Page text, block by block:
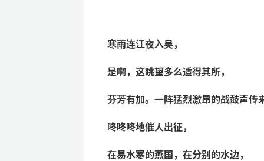
寒雨连江夜入吴，
是啊，这眺望多么适得其所，
芬芳有加。一阵猛烈激昂的战鼓声传
咚咚咚地催人出征，
在易水寒的燕国，在分别的水边，